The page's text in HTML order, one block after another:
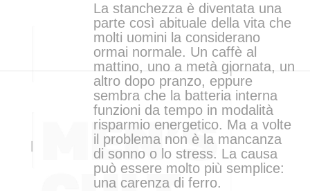
La stanchezza è diventata una
parte così abituale della vita che
molti uomini la considerano
ormai normale. Un caffè al
mattino, uno a metà giornata, un
altro dopo pranzo, eppure
sembra che la batteria interna
funzioni da tempo in modalità
risparmio energetico. Ma a volte
il problema non è la mancanza
di sonno o lo stress. La causa
può essere molto più semplice:
una carenza di ferro.